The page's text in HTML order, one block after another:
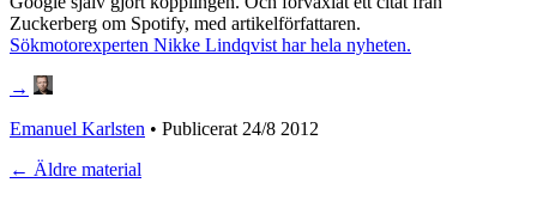
Zuckerberg om Spotify, med artikelförfattaren.
Sökmotorexperten Nikke Lindqvist har hela nyheten.
→
Emanuel Karlsten • Publicerat 24/8 2012
← Äldre material